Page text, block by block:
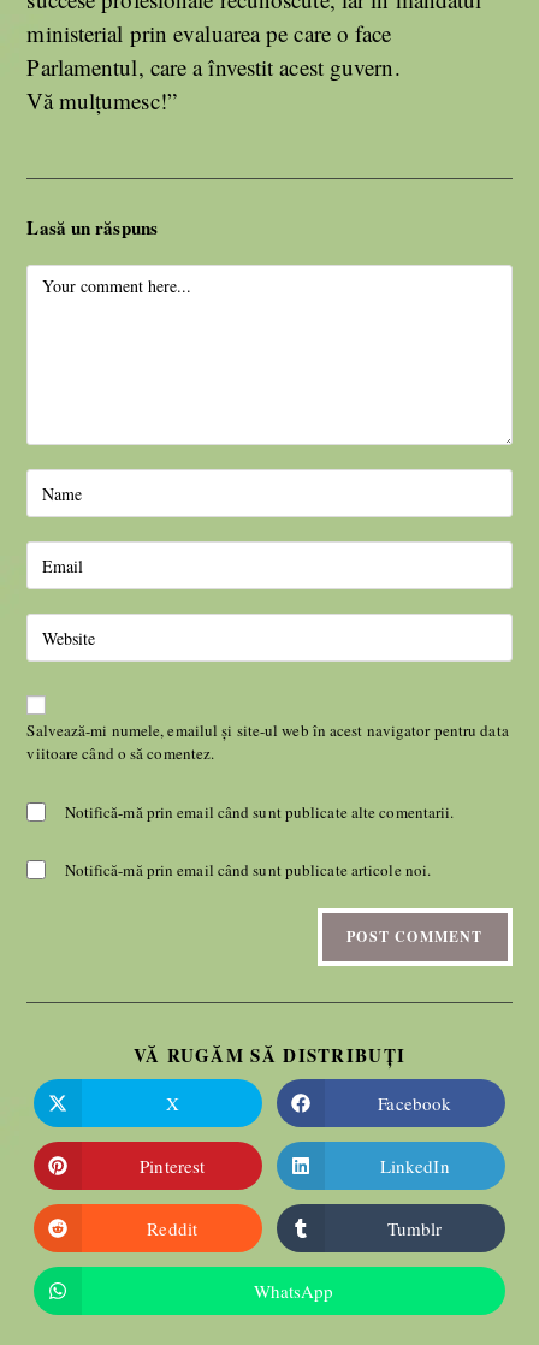
ministerial prin evaluarea pe care o face
Parlamentul, care a învestit acest guvern.
Vă mulțumesc!”
Lasă un răspuns
Salvează-mi numele, emailul și site-ul web în acest navigator pentru data
viitoare când o să comentez.
Notifică-mă prin email când sunt publicate alte comentarii.
Notifică-mă prin email când sunt publicate articole noi.
VĂ RUGĂM SĂ DISTRIBUȚI
X Facebook
Pinterest LinkedIn
Reddit Tumblr
WhatsApp